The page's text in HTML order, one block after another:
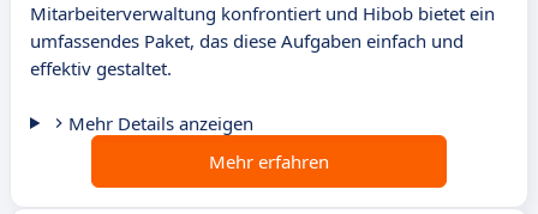
Mitarbeiterverwaltung konfrontiert und Hibob bietet ein
umfassendes Paket, das diese Aufgaben einfach und
effektiv gestaltet.
Mehr Details anzeigen
Mehr erfahren